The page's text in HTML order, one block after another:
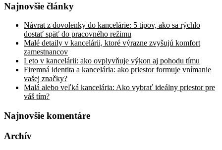
Najnovšie články
Návrat z dovolenky do kancelárie: 5 tipov, ako sa rýchlo
dostať späť do pracovného režimu
Malé detaily v kancelárii, ktoré výrazne zvyšujú komfort
zamestnancov
Leto v kancelárii: ako ovplyvňuje výkon aj pohodu tímu
Firemná identita a kancelária: ako priestor formuje vnímanie
vašej značky?
Malá alebo veľká kancelária: Ako vybrať ideálny priestor pre
váš tím?
Najnovšie komentáre
Archív